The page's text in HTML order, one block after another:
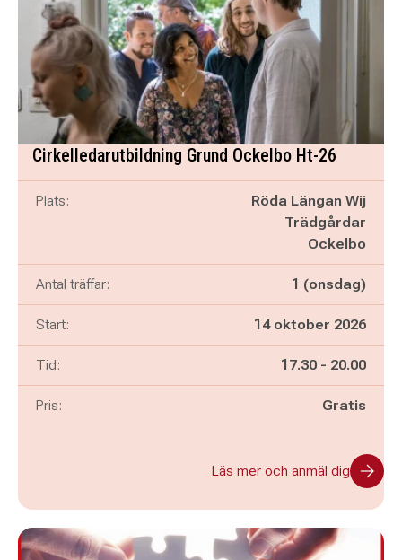
Cirkelledarutbildning Grund Ockelbo Ht-26
Plats:
Röda Längan Wij
Trädgårdar
Ockelbo
Antal träffar: 1 (onsdag)
Start: 14 oktober 2026
Tid: Pågår mellan
17.30 - och
20.00
Pris: Gratis
Läs mer och anmäl dig